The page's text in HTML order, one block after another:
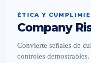
ÉTICA Y
Company
Convierte señales de
controles demostrables.